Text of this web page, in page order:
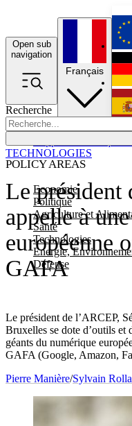
Open sub
navigation
Recherche
POLICY AREAS
Economie
Politique
Agriculture et
Santé
Technologies
Energie,
Défense
Français
Le président
appelle à
européenne
GAFA
Le président de l’ARCEP,
Bruxelles se dote d’outils et
géants du numérique
GAFA (Google, Amazon,
TECHNOLOGIES
Pierre Manière/Sylvain